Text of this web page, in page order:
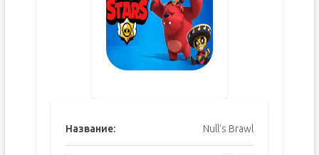
Название: Null's Brawl